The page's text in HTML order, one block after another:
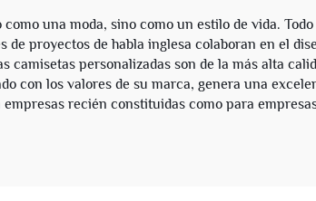
una moda, sino como un estilo de vida.
proyectos de habla inglesa colaboran en el
personalizadas son de la más alta
con los valores de su marca, genera una
recién constituidas como para